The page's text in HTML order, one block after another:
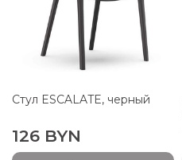
Стул ESCALATE, черный
126 BYN